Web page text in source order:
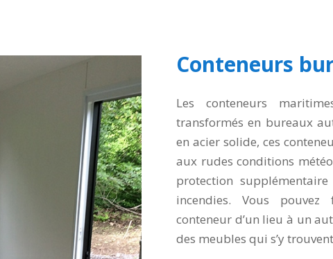
Conteneurs
Les conteneurs
transformés en bureaux
en acier solide, ces
aux rudes conditions
protection
incendies. Vous
conteneur d’un lieu à un
des meubles qui s’y trouvent.